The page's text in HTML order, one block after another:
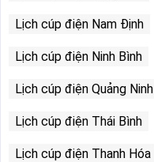
Lịch cúp điện Nam Định
Lịch cúp điện Ninh Bình
Lịch cúp điện Quảng Ninh
Lịch cúp điện Thái Bình
Lịch cúp điện Thanh Hóa